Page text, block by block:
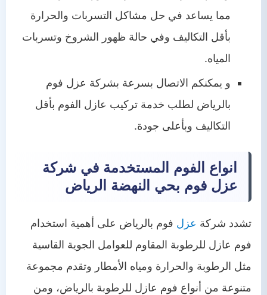
مما يساعد في حل مشاكل التسربات والحرارة
بأقل التكاليف وفي حالة ظهور الشروخ وتسربات
المياه.
و يمكنكم الاتصال بسرعة بشركة عزل فوم
بالرياض لطلب خدمة تركيب عازل الفوم بأقل
التكاليف وبأعلى جودة.
انواع الفوم المستخدمة في شركة
عزل فوم بحي النهضة الرياض
تشدد شركة عزل فوم بالرياض على أهمية استخدام
فوم عازل للرطوبة المقاوم للعوامل الجوية القاسية
مثل الرطوبة والحرارة ومياه الأمطار وتقدم مجموعة
متنوعة من أنواع فوم عازل للرطوبة بالرياض، ومن